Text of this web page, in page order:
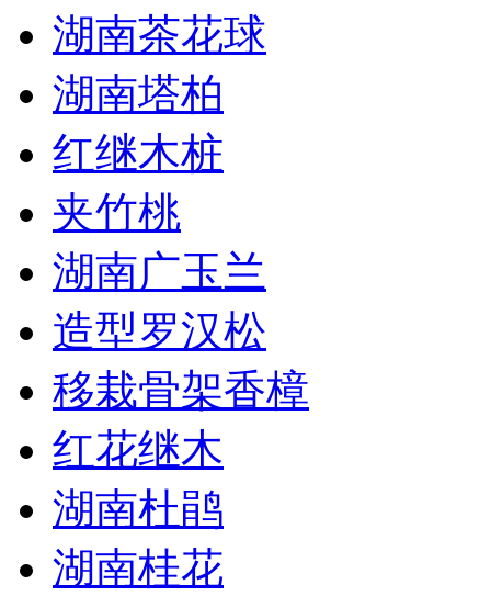
湖南茶花球
湖南塔柏
红继木桩
夹竹桃
湖南广玉兰
造型罗汉松
移栽骨架香樟
红花继木
湖南杜鹃
湖南桂花